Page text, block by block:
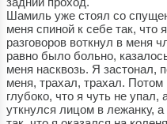
Шамиль уже стоял со
меня спиной к себе так, что
разговоров воткнул в меня
равно было больно,
меня насквозь. Я застонал,
меня, трахал, трахал.
глубоко, что я чуть не
уткнулся лицом в лежанку,